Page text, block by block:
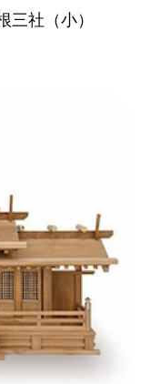
三社（小）